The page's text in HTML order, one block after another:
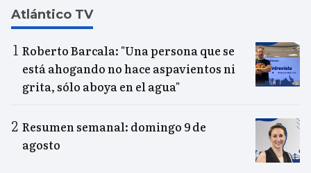
Atlántico TV
Roberto Barcala: "Una persona que se
está ahogando no hace aspavientos ni
grita, sólo aboya en el agua"
Resumen semanal: domingo 9 de
agosto